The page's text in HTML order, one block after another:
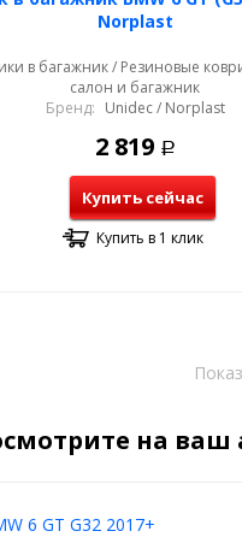
Norplast
в багажник / Резиновые
салон и багажник
Бренд: Unidec / Norplast
2 819 Р
Купить сейчас
Купить в 1 клик
на ваш
6 GT G32 2017+